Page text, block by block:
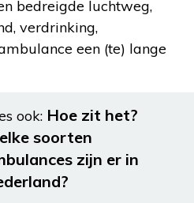
bedreigde luchtweg,
verdrinking,
een (te) lange
ook: Hoe zit het?
soorten
zijn er in